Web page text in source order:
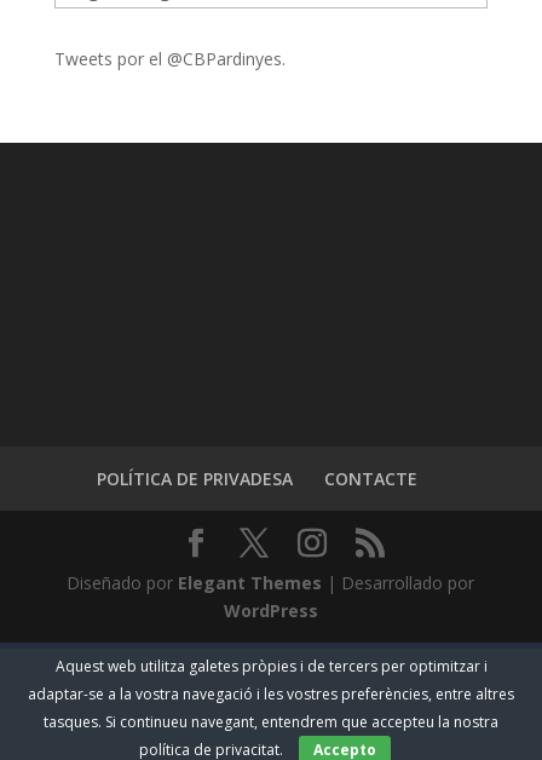
Tweets por el @CBPardinyes.
POLÍTICA DE PRIVADESA CONTACTE
Diseñado por Elegant Themes | Desarrollado por
WordPress
Aquest web utilitza galetes pròpies i de tercers per optimitzar i
adaptar-se a la vostra navegació i les vostres preferències, entre altres
tasques. Si continueu navegant, entendrem que accepteu la nostra
política de privacitat.
Accepto